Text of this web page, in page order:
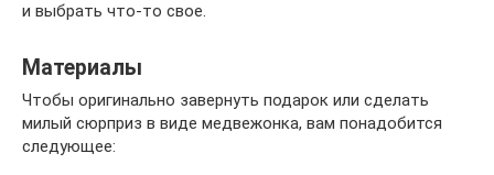
и выбрать что-то свое.
Материалы
Чтобы оригинально завернуть подарок или сделать
милый сюрприз в виде медвежонка, вам понадобится
следующее: